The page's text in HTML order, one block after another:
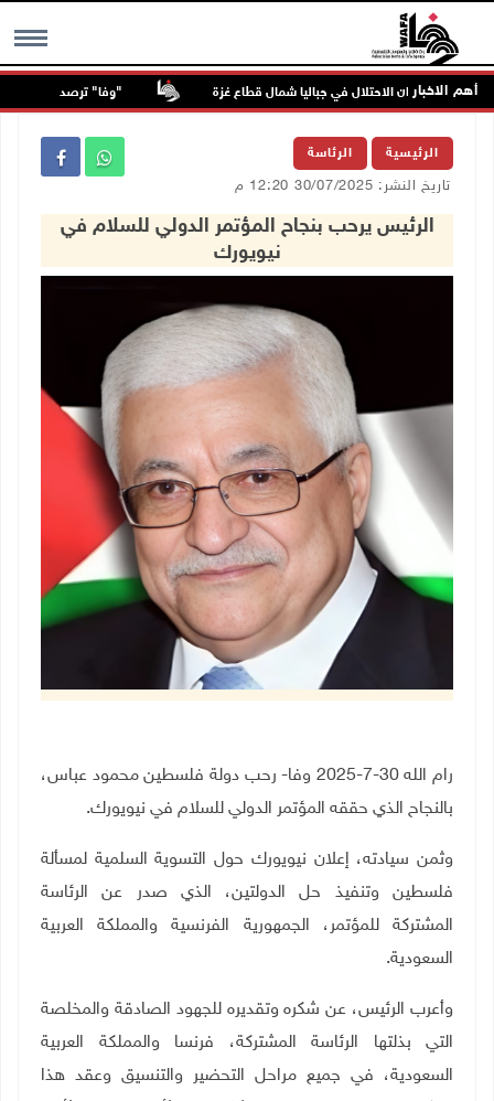
MENU أهم الاخبار
بنيران الاحتلال في جباليا شمال قطاع غزة "وفا" ترصد التحريض
الرئيسية الرئاسة
تاريخ النشر: 30/07/2025 12:20 م
الرئيس يرحب بنجاح المؤتمر الدولي للسلام في
نيويورك
رام الله 30-7-2025 وفا- رحب دولة فلسطين محمود عباس،
بالنجاح الذي حققه المؤتمر الدولي للسلام في نيويورك.
وثمن سيادته، إعلان نيويورك حول التسوية السلمية لمسألة
فلسطين وتنفيذ حل الدولتين، الذي صدر عن الرئاسة
المشتركة للمؤتمر، الجمهورية الفرنسية والمملكة العربية
السعودية.
وأعرب الرئيس، عن شكره وتقديره للجهود الصادقة والمخلصة
التي بذلتها الرئاسة المشتركة، فرنسا والمملكة العربية
السعودية، في جميع مراحل التحضير والتنسيق وعقد هذا